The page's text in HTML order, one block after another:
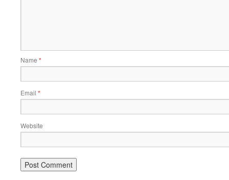
Name *
Email *
Website